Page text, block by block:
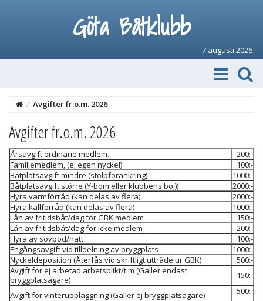
Göta Båtklubb
7 augusti 2026
/ Avgifter fr.o.m. 2026
Avgifter fr.o.m. 2026
Årsavgift ordinarie medlem.
200:-
Familjemedlem, (ej egen nyckel)
100:-
Båtplatsavgift mindre (stolpförankring)
1000:-
Båtplatsavgift större (Y-bom eller klubbens boj))
2000:-
Hyra varmförråd (kan delas av flera)
2000:-
Hyra kallförråd (kan delas av flera)
1000:-
Lån av fritidsbåt/dag för GBK.medlem
150:-
Lån av fritidsbåt/dag för icke medlem
200:-
Hyra av sovbod/natt
100:-
Engångsavgift vid tilldelning av bryggplats
1000:-
Nyckeldeposition (Återfås vid skriftligt utträde ur GBK)
500:-
Avgift för ej arbetad arbetsplikt/tim (Gäller endast
bryggplatsägare)
150:-
Avgift för vinteruppläggning (Gäller ej bryggplatsägare)
500:-